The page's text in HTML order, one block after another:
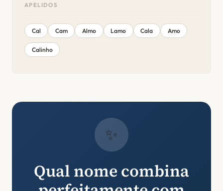
APELIDOS
Cal Cam Almo Lamo Cala Amo
Calinho
✨
Qual nome combina